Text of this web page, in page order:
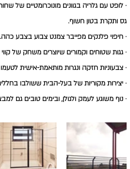
· לופט עם גלריה בגוונים מונוכרומטיים של
גס ותקרת בטון חשוף.
· חיפוי פלנקים מפייבר צמנט צבוע בצבע כהה.
· גגות שטוחים וקמורים שיוצרים משחק של
· צבעוניות חזקה ונגרות מותאמת-אישית
· יצירות מקוריות של בעל-הבית ששולבו
· נוף משוגע לעמק ולגולן, ובימים טובים גם